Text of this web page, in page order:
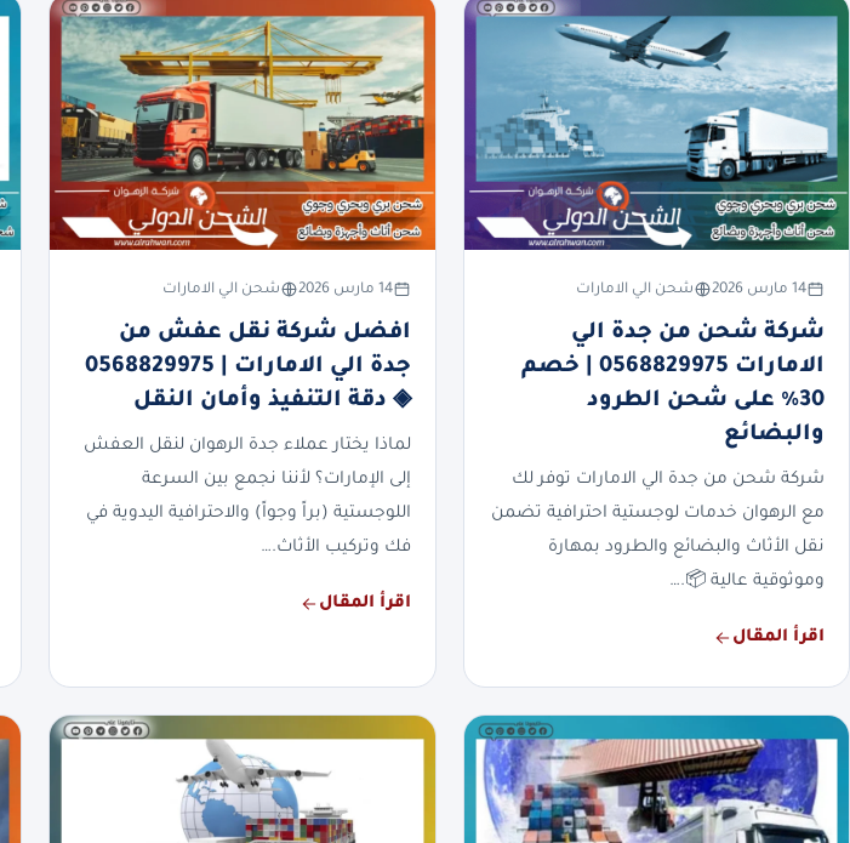
14 مارس 2026 شحن الي الامارات
شركة شحن من جدة الي
الامارات 0568829975 | خصم
30% على شحن الطرود
والبضائع
شركة شحن من جدة الي الامارات توفر لك
مع الرهوان خدمات لوجستية احترافية تضمن
نقل الأثاث والبضائع والطرود بمهارة
وموثوقية عالية 📦.…
اقرأ المقال
14 مارس 2026 شحن الي الامارات
افضل شركة نقل عفش من
جدة الي الامارات | 0568829975
◈ دقة التنفيذ وأمان النقل
لماذا يختار عملاء جدة الرهوان لنقل العفش
إلى الإمارات؟ لأننا نجمع بين السرعة
اللوجستية (براً وجواً) والاحترافية اليدوية في
فك وتركيب الأثاث.…
اقرأ المقال